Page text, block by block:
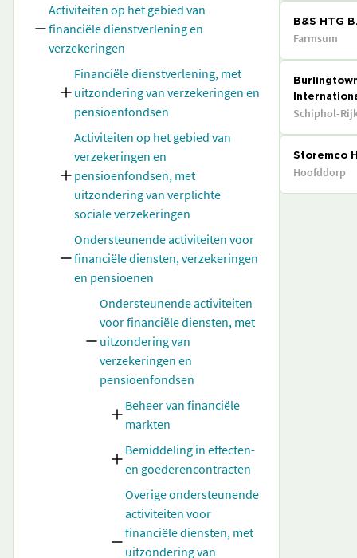
Activiteiten op het gebied van
financiële dienstverlening en
verzekeringen
Financiële dienstverlening, met
uitzondering van verzekeringen en
pensioenfondsen
Activiteiten op het gebied van
verzekeringen en
pensioenfondsen, met
uitzondering van verplichte
sociale verzekeringen
Ondersteunende activiteiten voor
financiële diensten, verzekeringen
en pensioenen
Ondersteunende activiteiten
voor financiële diensten, met
uitzondering van
verzekeringen en
pensioenfondsen
Beheer van financiële
markten
Bemiddeling in effecten-
en goederencontracten
Overige ondersteunende
activiteiten voor
financiële diensten, met
uitzondering van
B&S HTG
Farmsum
Schiphol-
Storemco
Hoofddorp